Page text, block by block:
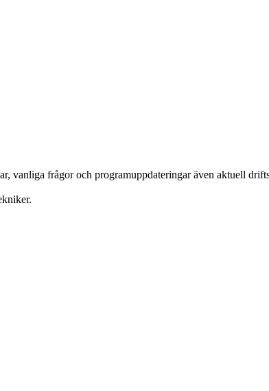
vanliga frågor och programuppdateringar även aktuell